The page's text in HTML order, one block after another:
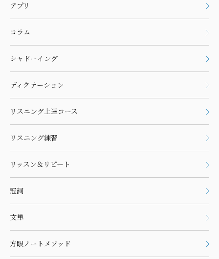
アプリ
コラム
シャドーイング
ディクテーション
リスニング上達コース
リスニング練習
リッスン＆リピート
冠詞
文単
方眼ノートメソッド